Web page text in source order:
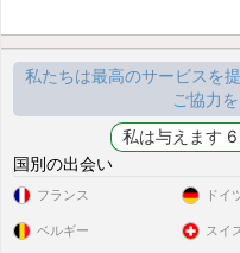
私たちは最高のサービスを
ご協力
国別の出会い
フランス
ベルギー
ドイ
スイ